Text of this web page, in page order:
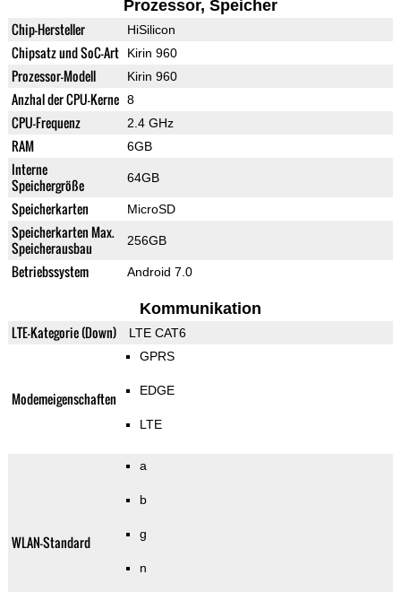
Prozessor, Speicher
Chip-Hersteller HiSilicon
Chipsatz und SoC-Art Kirin 960
Prozessor-Modell Kirin 960
Anzhal der CPU-Kerne 8
CPU-Frequenz 2.4 GHz
RAM 6GB
Interne
Speichergröße
64GB
Speicherkarten MicroSD
Speicherkarten Max.
Speicherausbau
256GB
Betriebssystem Android 7.0
Kommunikation
LTE-Kategorie (Down) LTE CAT6
Modemeigenschaften
GPRS
EDGE
LTE
WLAN-Standard
a
b
g
n